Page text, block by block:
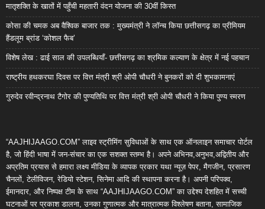
मातृशक्ति के खातों में पहुँची महतारी वंदन योजना की 30वीं किस्त
कोसा की चमक अब वैश्विक बाजार तक : मुख्यमंत्री ने लॉन्च किया छत्तीसगढ़ का प्रीमियम
हैंडलूम ब्रांड ‘कोशल फैब’
विशेष लेख : ढाई साल की उपलब्धियाँ- छत्तीसगढ़ का श्रमिक कल्याण के क्षेत्र में नई पहचान
राष्ट्रीय हथकरघा दिवस पर वित्त मंत्री श्री ओपी चौधरी ने बुनकरों को दी शुभकामनाएं
गुरुदेव रवीन्द्रनाथ टैगोर की पुण्यतिथि पर वित्त मंत्री श्री ओपी चौधरी ने किया पुण्य स्मरण
“AAJHIJAAGO.COM” लाइव स्ट्रीमिंग सुविधाओं के साथ एक ऑनलाइन समाचार पोर्टल
है, जो हिंदी भाषा में जन-संचार का एक सशक्त स्तम्भ है। अपने अभिनव,अनुभव,अद्वितीय और
अप्रतिम प्रयास से हमारा लक्ष्य मीडिया के व्यापक प्रकार यथा न्यूज़ पेपर, मैगजीन, प्रसारण
चैनलों, टेलीविजन, रेडियो स्टेशन, सिनेमा आदि की स्थापना करना है। अपनी परिपक्व,
ईमानदार, और निष्पक्ष टीम के साथ “AAJHIJAAGO.COM” का उद्देश्य देशहित में सच्ची
घटनाओं पर प्रकाश डालना, उनका गुणात्मक और मात्रात्मक विश्लेषण बताना, सामाजिक